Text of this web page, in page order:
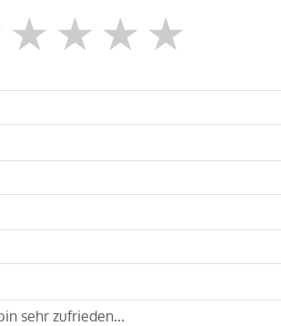
4 stars
3 stars
2 stars
1 star